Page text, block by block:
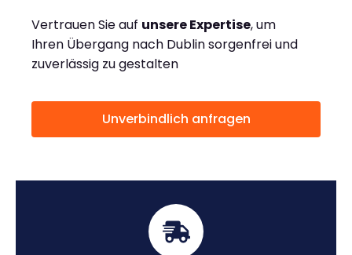
Vertrauen Sie auf unsere Expertise, um
Ihren Übergang nach Dublin sorgenfrei und
zuverlässig zu gestalten
Unverbindlich anfragen